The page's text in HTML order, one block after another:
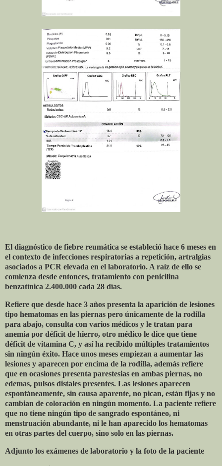
El diagnóstico de fiebre reumática se estableció hace 6 meses en
el contexto de infecciones respiratorias a repetición, artralgias
asociados a PCR elevada en el laboratorio. A raíz de ello se
comienza desde entonces, tratamiento con penicilina
benzatínica 2.400.000 cada 28 días.
Refiere que desde hace 3 años presenta la aparición de lesiones
tipo hematomas en las piernas pero únicamente de la rodilla
para abajo, consulta con varios médicos y le tratan para
anemia por déficit de hierro, otro médico le dice que tiene
déficit de vitamina C, y así ha recibido múltiples tratamientos
sin ningún éxito. Hace unos meses empiezan a aumentar las
lesiones y aparecen por encima de la rodilla, además refiere
que en ocasiones presenta parestesias en ambas piernas, no
edemas, pulsos distales presentes. Las lesiones aparecen
espontáneamente, sin causa aparente, no pican, están fijas y no
cambian de coloración en ningún momento. La paciente refiere
que no tiene ningún tipo de sangrado espontáneo, ni
menstruación abundante, ni le han aparecido los hematomas
en otras partes del cuerpo, sino solo en las piernas.
Adjunto los exámenes de laboratorio y la foto de la paciente